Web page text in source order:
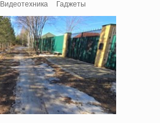
Видеотехника Гаджеты